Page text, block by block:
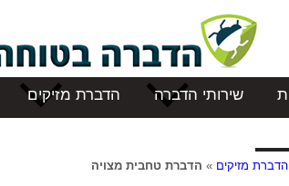
שירותי הדברה הדברת מזיקים
הדברת מזיקים » הדברת טחבית מצויה